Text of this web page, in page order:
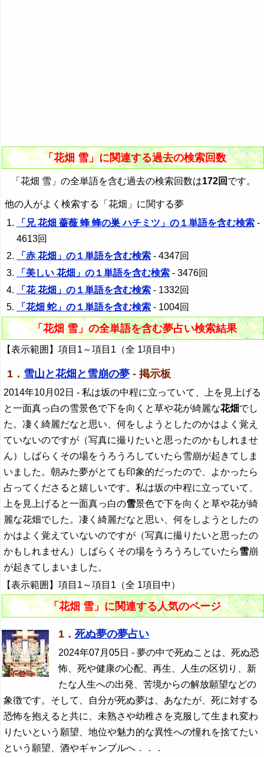
「花畑 雪」に関連する過去の検索回数
「花畑 雪」の全単語を含む過去の検索回数は172回 です。
他の人がよく検索する「花畑」に関する夢
「兄 花畑 薔薇 蜂 蜂の巣 ハチミツ」の１単語を含む検索 -
4613回
「赤 花畑」の１単語を含む検索 - 4347回
「美しい 花畑」の１単語を含む検索 - 3476回
「花 花畑」の１単語を含む検索 - 1332回
「花畑 蛇」の１単語を含む検索 - 1004回
「花畑 雪」の全単語を含む夢占い検索結果
【表示範囲】項目1～項目1（全 1項目中）
1． 雪山と花畑と雪崩の夢- 掲示板
2014年10月02日 - 私は坂の中程に立っていて、上を見上げる
と一面真っ白の雪景色で下を向くと草や花が綺麗な花畑でし
た。凄く綺麗だなと思い、何をしようとしたのかはよく覚え
ていないのですが（写真に撮りたいと思ったのかもしれませ
ん）しばらくその場をうろうろしていたら雪崩が起きてしま
いました。朝みた夢がとても印象的だったので、よかったら
占ってくださると嬉しいです。私は坂の中程に立っていて、
上を見上げると一面真っ白の雪景色で下を向くと草や花が綺
麗な花畑でした。凄く綺麗だなと思い、何をしようとしたの
かはよく覚えていないのですが（写真に撮りたいと思ったの
かもしれません）しばらくその場をうろうろしていたら雪崩
が起きてしまいました。
【表示範囲】項目1～項目1（全 1項目中）
「花畑 雪」に関連する人気のページ
1． 死ぬ夢の夢占い
2024年07月05日 - 夢の中で死ぬことは、死ぬ恐
怖、死や健康の心配、再生、人生の区切り、新
たな人生への出発、苦境からの解放願望などの
象徴です。そして、自分が死ぬ夢は、あなたが、死に対する
恐怖を抱えると共に、未熟さや幼稚さを克服して生まれ変わ
りたいという願望、地位や魅力的な異性への憧れを捨てたい
という願望、酒やギャンブルへ．．．